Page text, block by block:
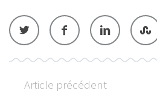
Article précédent